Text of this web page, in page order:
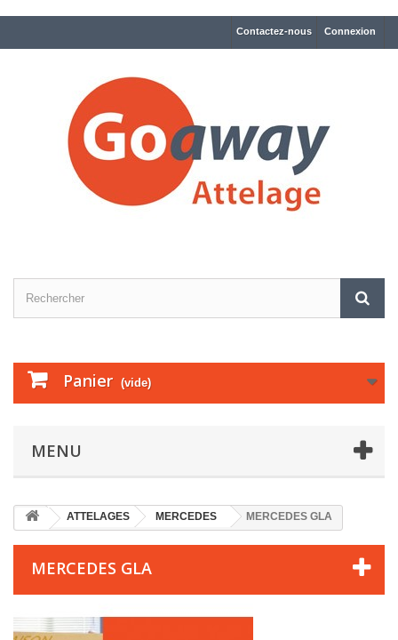
Connexion
Contactez-nous
Panier (vide)
MENU
ATTELAGES MERCEDES MERCEDES GLA
MERCEDES GLA